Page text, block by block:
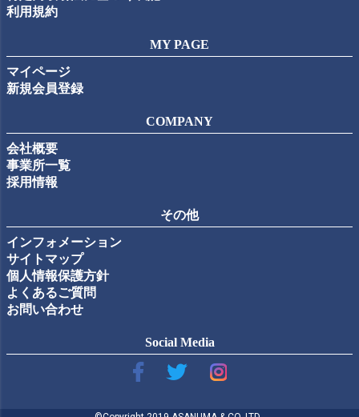
利用規約
MY PAGE
マイページ
新規会員登録
COMPANY
会社概要
事業所一覧
採用情報
その他
インフォメーション
サイトマップ
個人情報保護方針
よくあるご質問
お問い合わせ
Social Media